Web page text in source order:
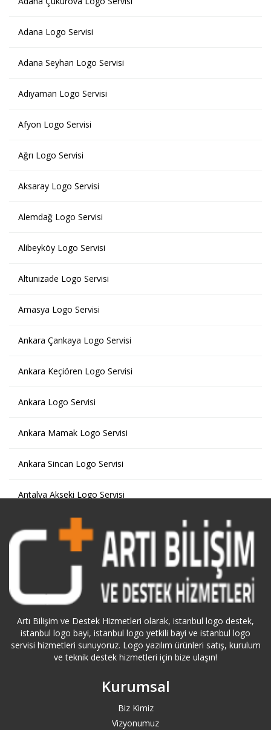
Adana Logo Servisi
Adana Seyhan Logo Servisi
Adıyaman Logo Servisi
Afyon Logo Servisi
Ağrı Logo Servisi
Aksaray Logo Servisi
Alemdağ Logo Servisi
Alibeyköy Logo Servisi
Altunizade Logo Servisi
Amasya Logo Servisi
Ankara Çankaya Logo Servisi
Ankara Keçiören Logo Servisi
Ankara Logo Servisi
Ankara Mamak Logo Servisi
Ankara Sincan Logo Servisi
Antalya Akseki Logo Servisi
Antalya Kemer Logo Servisi
Antalya Kepez Logo Servisi
Antalya Konyaaltı Logo Servisi
Antalya Logo Servisi
Antalya Manavgat Logo Servisi
Artı Bilişim ve Destek Hizmetleri olarak, istanbul logo destek,
istanbul logo bayi, istanbul logo yetkili bayi ve istanbul logo
servisi hizmetleri sunuyoruz. Logo yazılım ürünleri satış, kurulum
ve teknik destek hizmetleri için bize ulaşın!
Kurumsal
Biz Kimiz
Vizyonumuz